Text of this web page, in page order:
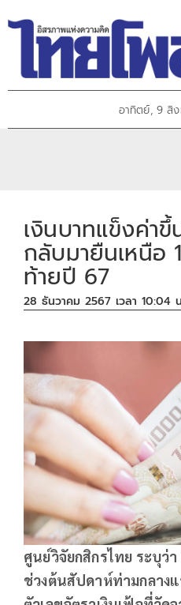
อาทิตย์, 9 สิ
เงินบาทแข็งค่า
กลับมายืนเหนือ
ท้ายปี 67
28 ธันวาคม 2567 เวลา 10:04
ศูนย์วิจัยกสิกรไทย ระบุว่
ช่วงต้นสัปดาห์ท่ามกลางแ